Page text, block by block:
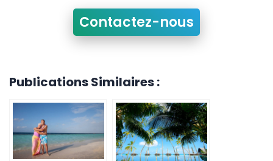
Contactez-nous
Publications Similaires :